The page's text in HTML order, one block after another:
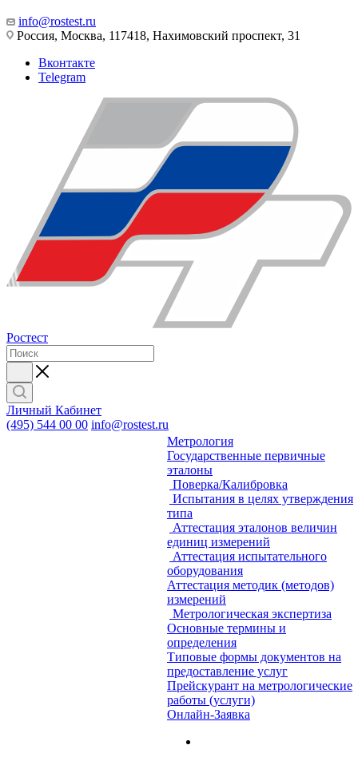
info@rostest.ru
Россия, Москва, 117418, Нахимовский проспект, 31
Вконтакте
Telegram
Ростест
Личный Кабинет
(495) 544 00 00 info@rostest.ru
Метрология
Государственные первичные
эталоны
Поверка/Калибровка
Испытания в целях утверждения
типа
Аттестация эталонов величин
единиц измерений
Аттестация испытательного
оборудования
Аттестация методик (методов)
измерений
Метрологическая экспертиза
Основные термины и
определения
Типовые формы документов на
предоставление услуг
Прейскурант на метрологические
работы (услуги)
Онлайн-Заявка